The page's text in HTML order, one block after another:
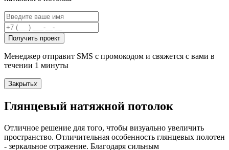
Получить проект
Менеджер отправит SMS с промокодом и свяжется с вами в
течении 1 минуты
Закрытьx
Глянцевый натяжной потолок
Отличное решение для того, чтобы визуально увеличить
пространство. Отличительная особенность глянцевых полотен
- зеркальное отражение. Благодаря сильным